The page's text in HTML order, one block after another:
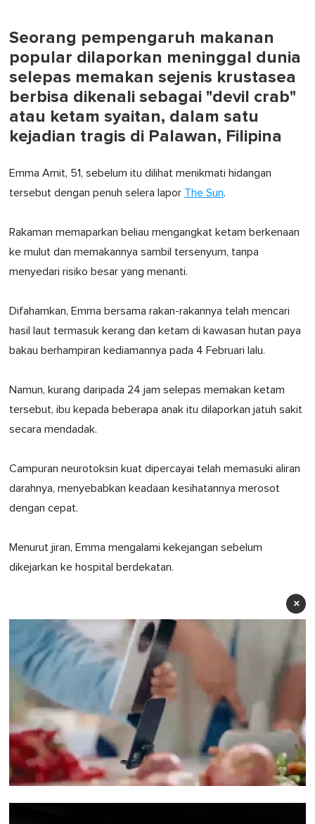
Seorang pempengaruh makanan
popular dilaporkan meninggal dunia
selepas memakan sejenis krustasea
berbisa dikenali sebagai "devil crab"
atau ketam syaitan, dalam satu
kejadian tragis di Palawan, Filipina
Emma Amit, 51, sebelum itu dilihat menikmati hidangan
tersebut dengan penuh selera lapor The Sun.
Rakaman memaparkan beliau mengangkat ketam berkenaan
ke mulut dan memakannya sambil tersenyum, tanpa
menyedari risiko besar yang menanti.
Difahamkan, Emma bersama rakan-rakannya telah mencari
hasil laut termasuk kerang dan ketam di kawasan hutan paya
bakau berhampiran kediamannya pada 4 Februari lalu.
Namun, kurang daripada 24 jam selepas memakan ketam
tersebut, ibu kepada beberapa anak itu dilaporkan jatuh sakit
secara mendadak.
Campuran neurotoksin kuat dipercayai telah memasuki aliran
darahnya, menyebabkan keadaan kesihatannya merosot
dengan cepat.
Menurut jiran, Emma mengalami kekejangan sebelum
dikejarkan ke hospital berdekatan.
×
seconds